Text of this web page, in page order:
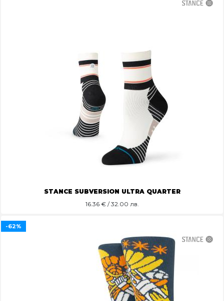
STANCE SUBVERSION ULTRA QUARTER
16.36€ / 32.00 лв.
-62%